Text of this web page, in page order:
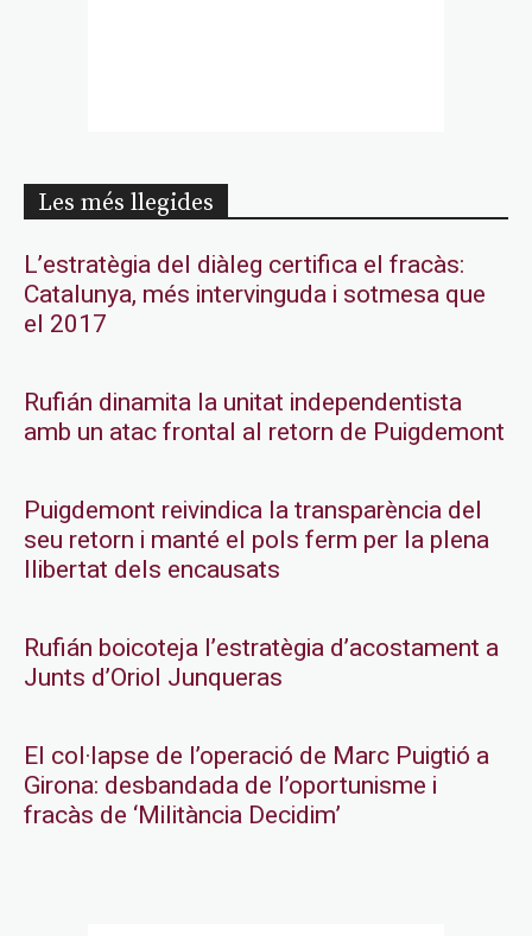
Les més llegides
L’estratègia del diàleg certifica el fracàs:
Catalunya, més intervinguda i sotmesa que
el 2017
Rufián dinamita la unitat independentista
amb un atac frontal al retorn de Puigdemont
Puigdemont reivindica la transparència del
seu retorn i manté el pols ferm per la plena
llibertat dels encausats
Rufián boicoteja l’estratègia d’acostament a
Junts d’Oriol Junqueras
El col·lapse de l’operació de Marc Puigtió a
Girona: desbandada de l’oportunisme i
fracàs de ‘Militància Decidim’